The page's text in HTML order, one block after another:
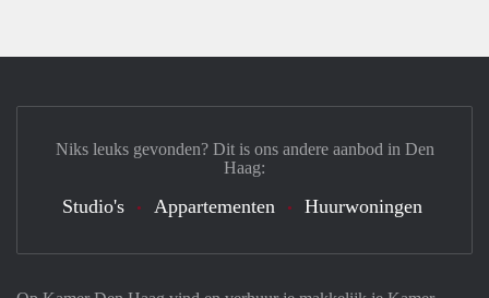
Niks leuks gevonden? Dit is ons andere aanbod in Den
Haag:
Studio's Appartementen Huurwoningen